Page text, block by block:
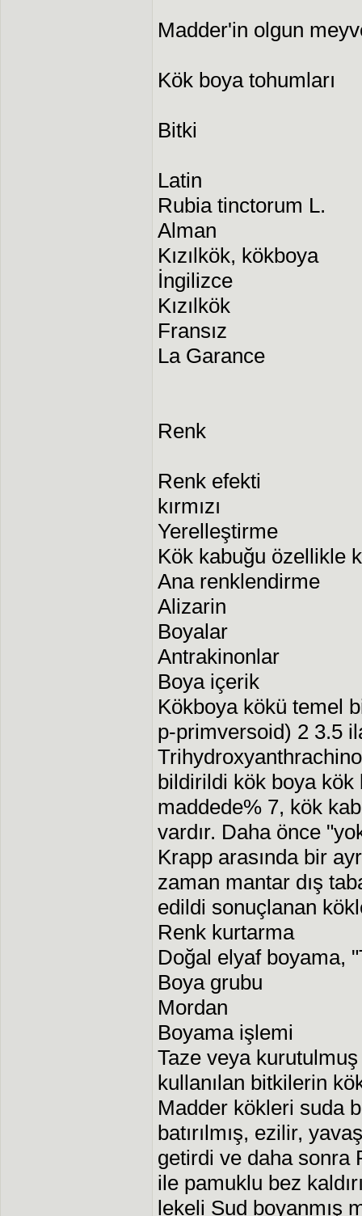
Madder'in olgun
Kök boya tohumları
Bitki
Latin
Rubia tinctorum L.
Alman
Kızılkök, kökboya
İngilizce
Kızılkök
Fransız
La Garance
Renk
Renk efekti
kırmızı
Yerelleştirme
Kök kabuğu özellikle
Ana renklendirme
Alizarin
Boyalar
Antrakinonlar
Boya içerik
Kökboya kökü temel
p-primversoid) 2 3.5
bildirildi kök boya
maddede% 7, kök
vardır. Daha önce
Krapp arasında bir
zaman mantar dış
edildi sonuçlanan
Renk kurtarma
Doğal elyaf boyama,
Boya grubu
Mordan
Boyama işlemi
Taze veya
kullanılan bitkilerin
Madder kökleri suda
batırılmış, ezilir,
getirdi ve daha sonra
ile pamuklu bez
lekeli Sud boyanmış